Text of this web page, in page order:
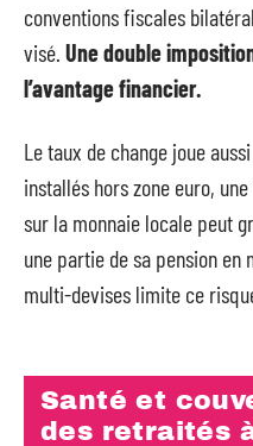
conventions fiscales
visé. Une double
l’avantage financier.
Le taux de change joue
installés hors zone euro,
sur la monnaie locale peut
une partie de sa pension
multi-devises limite ce
Santé et
des retraités